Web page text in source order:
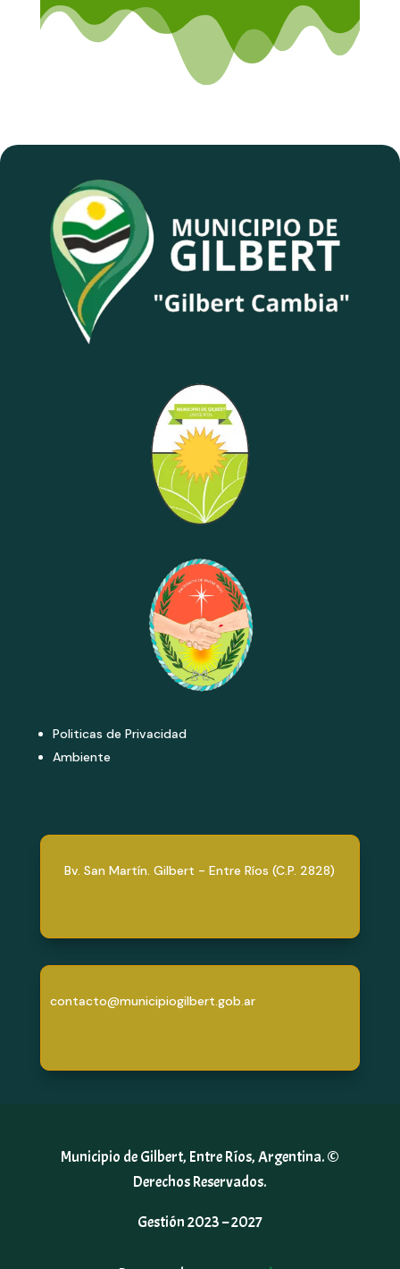
Politicas de Privacidad
Ambiente
Bv. San Martín. Gilbert - Entre Ríos (C.P. 2828)
contacto@municipiogilbert.gob.ar
Municipio de Gilbert, Entre Ríos, Argentina. ©
Derechos Reservados.
Gestión 2023 – 2027